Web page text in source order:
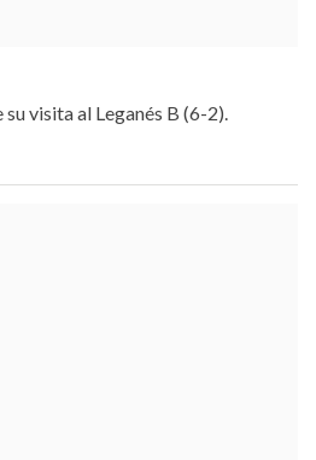
visita al Leganés B (6-2).